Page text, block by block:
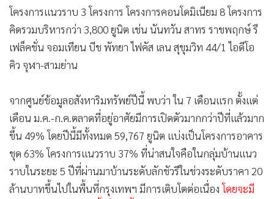
โครงการแนวราบ 3 โครงการ โครงการคอนโดมิเนียม 8 โครงการ
คิดรวมบริหารกว่า 3,800 ยูนิต เช่น นันทวัน สาทร ราชพฤกษ์ รี
เฟล็คชั่น จอมเทียน บีช พัทยา ไฟคัส เลน สุขุมวิท 44/1 ไอดีโอ
คิว จุฬา-สามย่าน
จากศูนย์ข้อมูลอสังหาริมทรัพย์ปีนี้ พบว่า ใน 7 เดือนแรก ตั้งแต่
เดือน ม.ค.-ก.ค.ตลาดที่อยู่อาศัยมีการเปิดตัวมากกว่าปีที่แล้วมาก
ขึ้น 49% โดยปีนี้มีทั้งหมด 59,767 ยูนิต แบ่งเป็นโครงการอาคาร
ชุด 63% โครงการแนวราบ 37% ที่น่าสนใจคือในกลุ่มบ้านแนว
ราบในระยะ 5 ปีที่ผ่านมาบ้านระดับลักชัวรีในช่วงระดับราคา 20
ล้านบาทขึ้นไปในพื้นที่กรุงเทพฯ มีการเติบโตต่อเนื่องโดยจะมี